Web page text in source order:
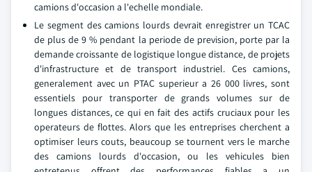
camions d'occasion a l'echelle mondiale.
Le segment des camions lourds devrait enregistrer un TCAC
de plus de 9 % pendant la periode de prevision, porte par la
demande croissante de logistique longue distance, de projets
d'infrastructure et de transport industriel. Ces camions,
generalement avec un PTAC superieur a 26 000 livres, sont
essentiels pour transporter de grands volumes sur de
longues distances, ce qui en fait des actifs cruciaux pour les
operateurs de flottes. Alors que les entreprises cherchent a
optimiser leurs couts, beaucoup se tournent vers le marche
des camions lourds d'occasion, ou les vehicules bien